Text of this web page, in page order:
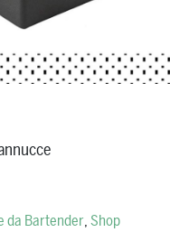
da Bartender, Shop